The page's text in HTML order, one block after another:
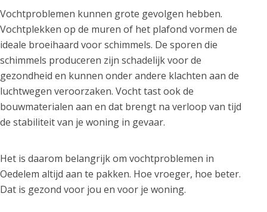
Vochtproblemen kunnen grote gevolgen hebben.
Vochtplekken op de muren of het plafond vormen de
ideale broeihaard voor schimmels. De sporen die
schimmels produceren zijn schadelijk voor de
gezondheid en kunnen onder andere klachten aan de
luchtwegen veroorzaken. Vocht tast ook de
bouwmaterialen aan en dat brengt na verloop van tijd
de stabiliteit van je woning in gevaar.
Het is daarom belangrijk om vochtproblemen in
Oedelem altijd aan te pakken. Hoe vroeger, hoe beter.
Dat is gezond voor jou en voor je woning.